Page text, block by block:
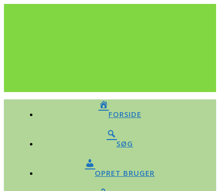
FORSIDE
SØG
OPRET BRUGER